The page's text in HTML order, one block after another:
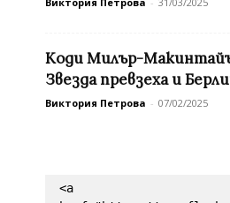
Коди Милър-
Звезда превзеха и
Виктория Петрова - 07/02/2025
<a